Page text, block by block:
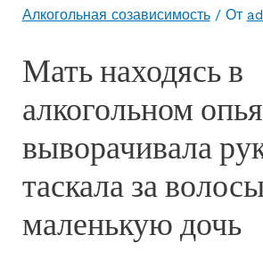
Алкогольная созависимость/ От
Мать находясь в
алкогольном
выворачивала
таскала за
маленькую дочь